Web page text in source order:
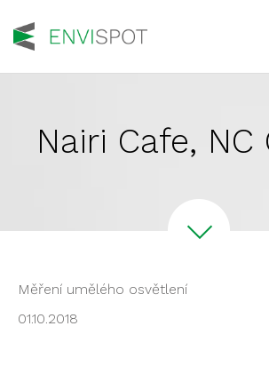
Nairi Cafe, NC
Měření umělého osvětlení
01.10.2018